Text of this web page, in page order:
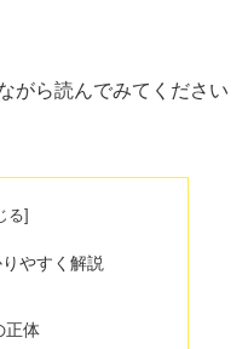
がら読んでみてください
やすく解説
正体